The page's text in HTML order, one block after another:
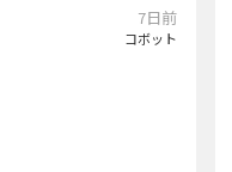
7日前
コボット